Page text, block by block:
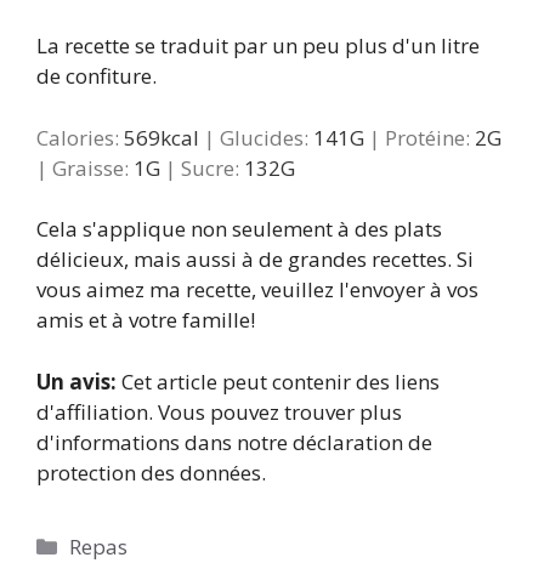
La recette se traduit par un peu plus d'un litre
de confiture.
Calories: 569kcal | Glucides: 141G | Protéine: 2G
| Graisse: 1G | Sucre: 132G
Cela s'applique non seulement à des plats
délicieux, mais aussi à de grandes recettes. Si
vous aimez ma recette, veuillez l'envoyer à vos
amis et à votre famille!
Un avis: Cet article peut contenir des liens
d'affiliation. Vous pouvez trouver plus
d'informations dans notre déclaration de
protection des données.
Catégories
Repas